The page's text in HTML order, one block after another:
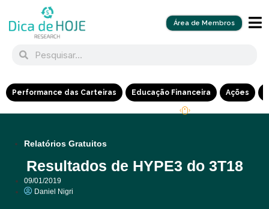
Área de Membros
Performance das Carteiras Educação Financeira Ações
Relatórios Gratuitos
Resultados de HYPE3 do 3T18
09/01/2019
Daniel Nigri